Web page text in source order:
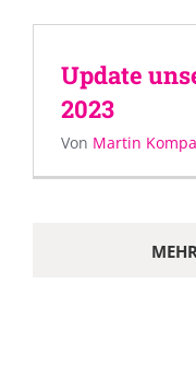
Update
2023
Von Martin